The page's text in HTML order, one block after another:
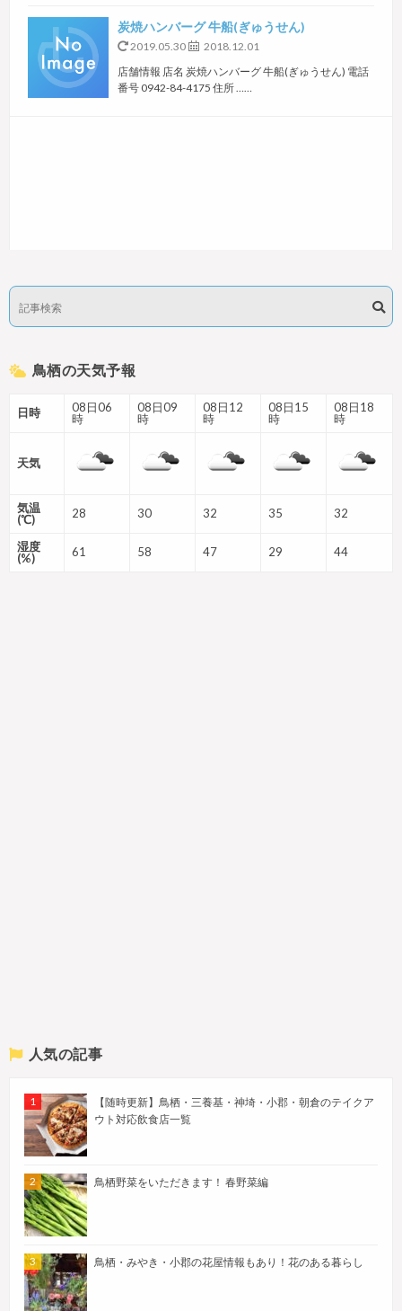
炭焼ハンバーグ 牛船(ぎゅうせん)
2019.05.30
2018.12.01
店舗情報 店名 炭焼ハンバーグ 牛船(ぎゅうせん) 電話
番号 0942-84-4175 住所 ……
鳥栖の天気予報
日時
08日06
時
08日09
時
08日12
時
08日15
時
08日18
時
天気
気温
(℃)
28 30 32 35 32
湿度
(%)
61 58 47 29 44
人気の記事
【随時更新】鳥栖・三養基・神埼・小郡・朝倉のテイクア
ウト対応飲食店一覧
鳥栖野菜をいただきます！ 春野菜編
鳥栖・みやき・小郡の花屋情報もあり！花のある暮らし